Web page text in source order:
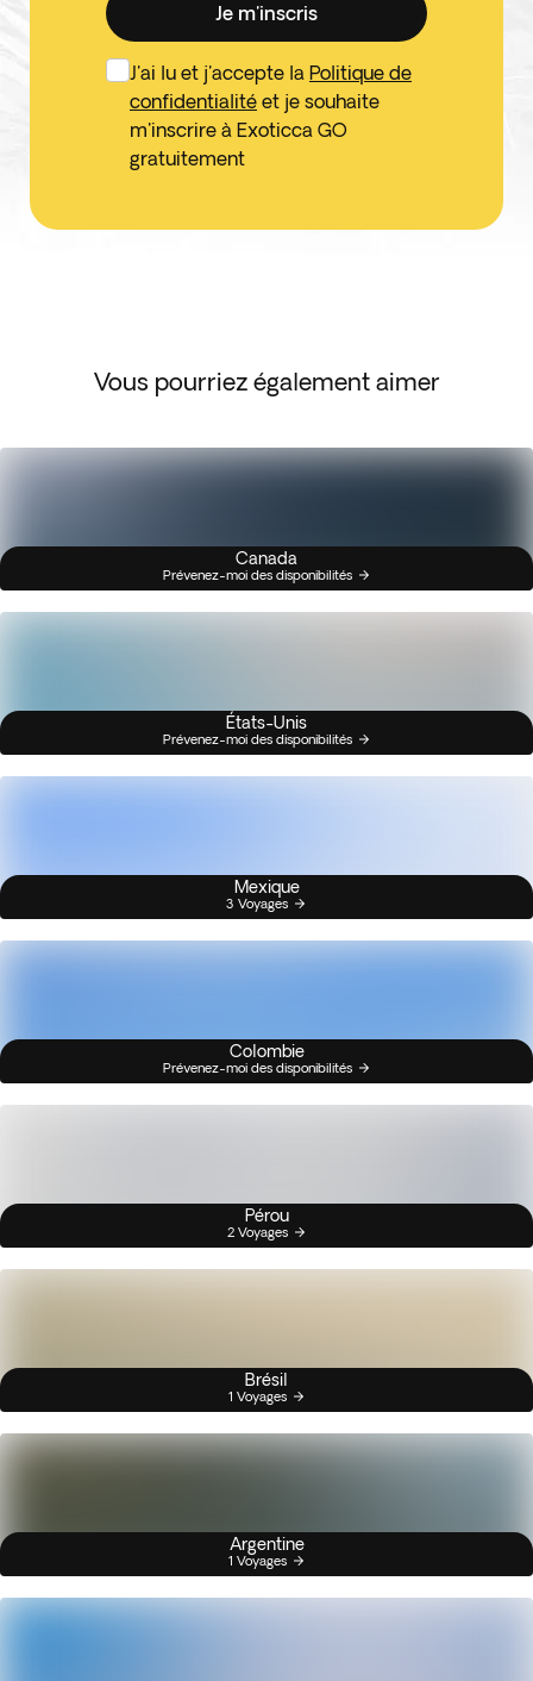
Je m'inscris
J'ai lu et j'accepte la Politique de
confidentialité et je souhaite
m'inscrire à Exoticca GO
gratuitement
Vous pourriez également aimer
Canada
Prévenez-moi des disponibilités
États-Unis
Prévenez-moi des disponibilités
Mexique
3 Voyages
Colombie
Prévenez-moi des disponibilités
Pérou
2 Voyages
Brésil
1 Voyages
Argentine
1 Voyages